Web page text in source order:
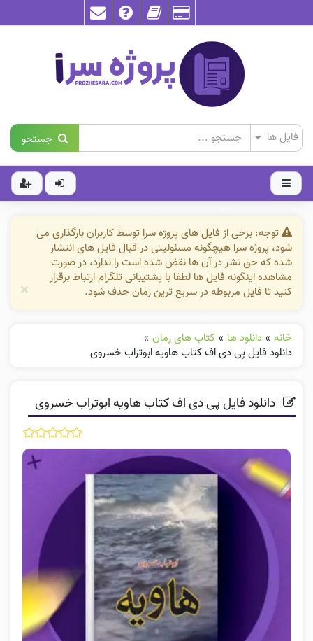
جستجو
توجه: برخی از فایل های پروژه سرا توسط کاربران بارگذاری می
شود، پروژه سرا هیچگونه مسئولیتی در قبال فایل های انتشار
شده که حق نشر در آن ها نقض شده است را ندارد، در صورت
مشاهده اینگونه فایل ها لطفا با پشتیبانی تلگرام ارتباط برقرار
کنید تا فایل مربوطه در سریع ترین زمان حذف شود.
×
خانه » دانلود ها » کتاب های رمان »
دانلود فایل پی دی اف کتاب هاویه ابوتراب خسروی
دانلود فایل پی دی اف کتاب هاویه ابوتراب خسروی